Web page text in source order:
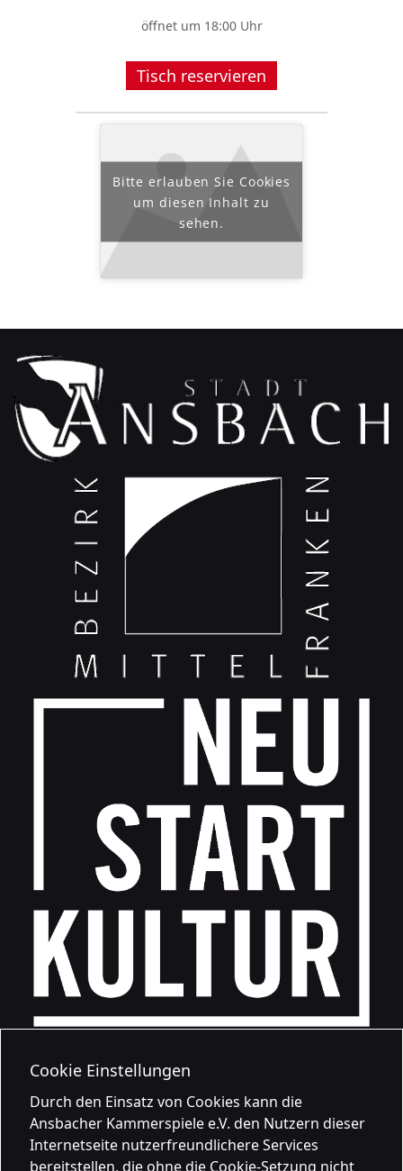
Cookie Einstellungen
Durch den Einsatz von Cookies kann die
Ansbacher Kammerspiele e.V. den Nutzern dieser
Internetseite nutzerfreundlichere Services
bereitstellen, die ohne die Cookie-Setzung nicht
öffnet um 18:00 Uhr
Tisch reservieren
Bitte erlauben Sie Cookies
um diesen Inhalt zu
sehen.